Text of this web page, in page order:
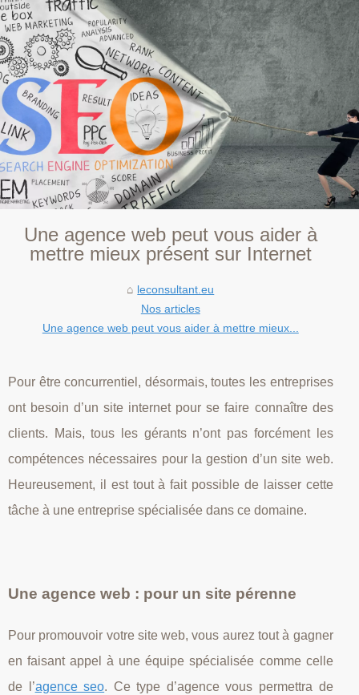
Une agence web peut vous aider à
mettre mieux présent sur Internet
leconsultant.eu
Nos articles
Une agence web peut vous aider à mettre mieux...
Pour être concurrentiel, désormais, toutes les entreprises
ont besoin d’un site internet pour se faire connaître des
clients. Mais, tous les gérants n’ont pas forcément les
compétences nécessaires pour la gestion d’un site web.
Heureusement, il est tout à fait possible de laisser cette
tâche à une entreprise spécialisée dans ce domaine.
Une agence web : pour un site pérenne
Pour promouvoir votre site web, vous aurez tout à gagner
en faisant appel à une équipe spécialisée comme celle
de l’agence seo. Ce type d’agence vous permettra de